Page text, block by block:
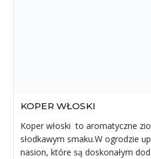
KOPER WŁOSKI
Koper włoski to aromatyczne
słodkawym smaku.W ogrodzie
nasion, które są doskonałym